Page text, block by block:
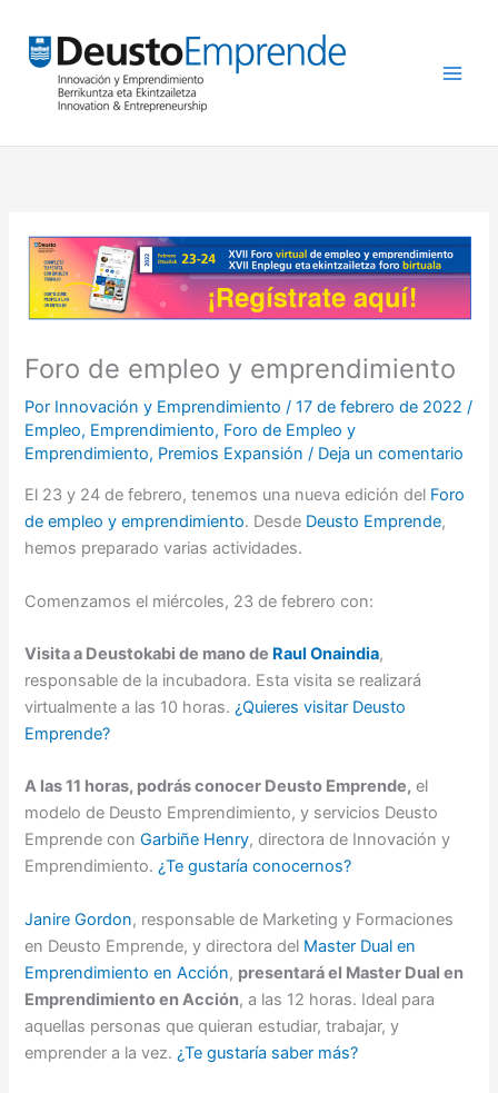
contenido
Foro de empleo y emprendimiento
Por Innovación y Emprendimiento/17 de febrero de 2022/
Empleo, Emprendimiento, Foro de Empleo y
Emprendimiento, Premios Expansión / Deja un comentario
El 23 y 24 de febrero, tenemos una nueva edición del Foro
de empleo y emprendimiento. Desde Deusto Emprende,
hemos preparado varias actividades.
Comenzamos el miércoles, 23 de febrero con:
Visita a Deustokabi de mano de Raul Onaindia,
responsable de la incubadora. Esta visita se realizará
virtualmente a las 10 horas.¿Quieres visitar Deusto
Emprende?
A las 11 horas, podrás conocer Deusto Emprende, el
modelo de Deusto Emprendimiento, y servicios Deusto
Emprende conGarbiñe Henry, directora de Innovación y
Emprendimiento.¿Te gustaría conocernos?
Janire Gordon, responsable de Marketing y Formaciones
en Deusto Emprende, y directora del Master Dual en
Emprendimiento en Acción, presentará el Master Dual en
Emprendimiento en Acción, a las 12 horas. Ideal para
aquellas personas que quieran estudiar, trabajar, y
emprender a la vez.¿Te gustaría saber más?